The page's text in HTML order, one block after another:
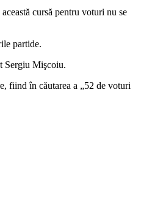
cursă pentru voturi nu se
partide.
Sergiu Mişcoiu.
fiind în căutarea a „52 de voturi